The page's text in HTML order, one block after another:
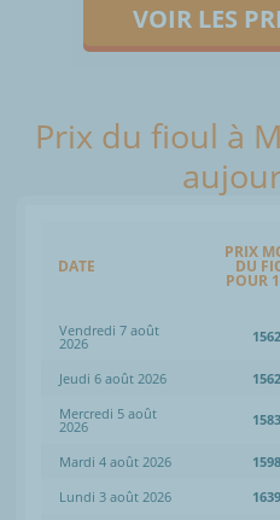
VOIR LES
Prix du fioul à
DATE
PRIX
DU
POUR
Vendredi 7 août
2026
Jeudi 6 août 2026
Mercredi 5 août
2026
Mardi 4 août 2026
Lundi 3 août 2026